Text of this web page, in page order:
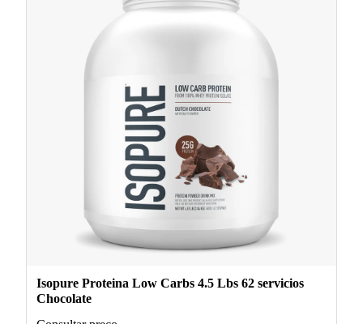
Isopure Proteina Low Carbs 4.5 Lbs 62 servicios
Chocolate